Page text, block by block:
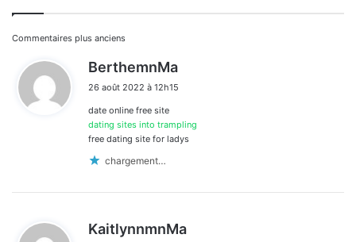
Navigation
dans
les
commentaires
Commentaires plus anciens
BerthemnMa
:
26 août 2022 à 12h15
date online free site
dating sites into trampling
free dating site for ladys
chargement…
KaitlynnmnMa